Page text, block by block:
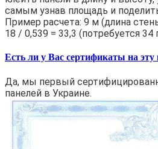
самым узнав площадь и
Пример расчета: 9 м (длина
18 / 0,539 = 33,3 (потребуется 34
Есть ли у Вас сертификаты на
Да, мы первый
панелей в Украине.